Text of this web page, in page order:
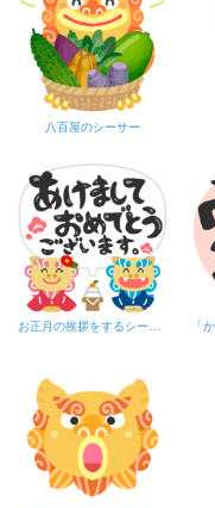
八百屋のシーサー